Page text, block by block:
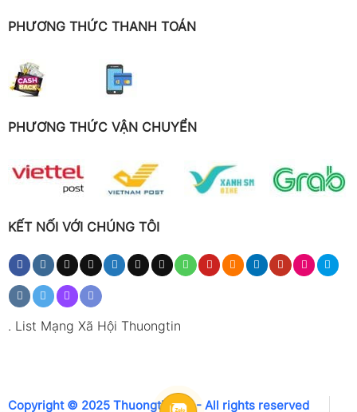
PHƯƠNG THỨC THANH TOÁN
PHƯƠNG THỨC VẬN CHUYỂN
KẾT NỐI VỚI CHÚNG TÔI
. List Mạng Xã Hội Thuongtin
Copyright © 2025 Thuongtin.net - All rights reserved